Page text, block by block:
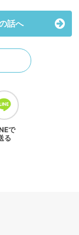
話へ
で
る